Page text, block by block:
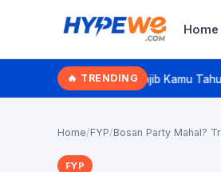
Hypewe.com -
Home
Cari artikel
🔥 TRENDING
Kamu Tahu! Lari Kok Pelan? Kenalan
Home/FYP/Bosan Party Mahal?
FYP